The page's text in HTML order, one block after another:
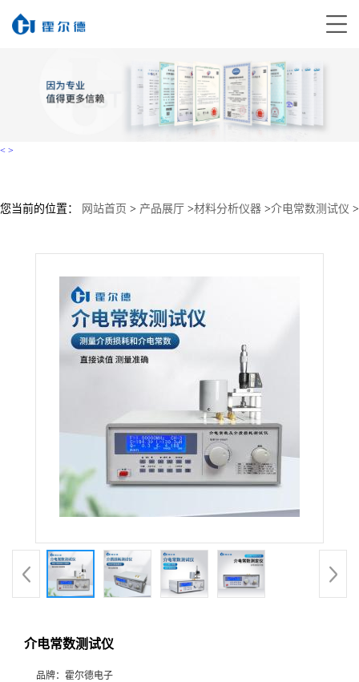
< >
您当前的位置： 网站首页 > 产品展厅 >材料分析仪器 >介电常数测试仪 >
介电常数测试仪
品牌： 霍尔德电子